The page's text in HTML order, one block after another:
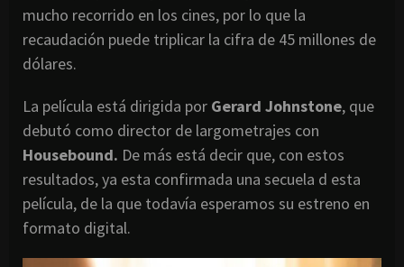
mucho recorrido en los cines, por lo que la
recaudación puede triplicar la cifra de 45 millones de
dólares.
La película está dirigida por Gerard Johnstone, que
debutó como director de largometrajes con
Housebound. De más está decir que, con estos
resultados, ya esta confirmada una secuela d esta
película, de la que todavía esperamos su estreno en
formato digital.